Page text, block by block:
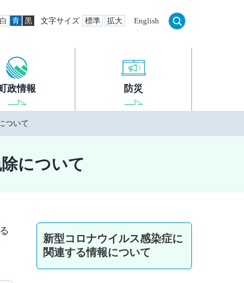
白 青 黒 文字サイズ 標準 拡大 English
政情報 防災
ついて
について
新型コロナウイルス感染症に
関連する情報について